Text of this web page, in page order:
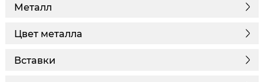
Металл
Цвет металла
Вставки